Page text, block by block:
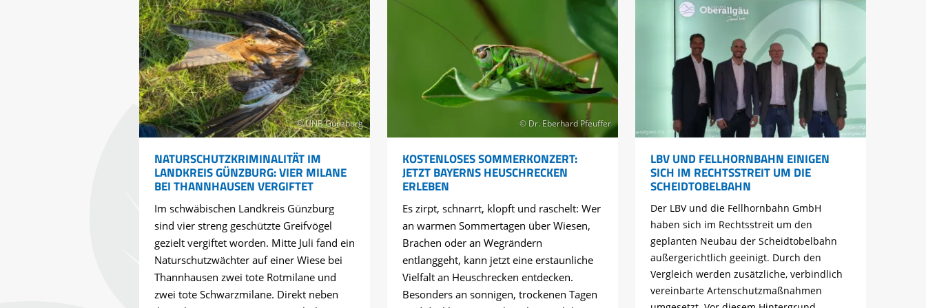
© UNB Günzburg
NATURSCHUTZKRIMINALITÄT IM
LANDKREIS GÜNZBURG: VIER MILANE
BEI THANNHAUSEN VERGIFTET
Im schwäbischen Landkreis Günzburg
sind vier streng geschützte Greifvögel
gezielt vergiftet worden. Mitte Juli fand ein
Naturschutzwächter auf einer Wiese bei
Thannhausen zwei tote Rotmilane und
zwei tote Schwarzmilane. Direkt neben
© Dr. Eberhard Pfeuffer
KOSTENLOSES SOMMERKONZERT:
JETZT BAYERNS HEUSCHRECKEN
ERLEBEN
Es zirpt, schnarrt, klopft und raschelt: Wer
an warmen Sommertagen über Wiesen,
Brachen oder an Wegrändern
entlanggeht, kann jetzt eine erstaunliche
Vielfalt an Heuschrecken entdecken.
Besonders an sonnigen, trockenen Tagen
LBV UND FELLHORNBAHN EINIGEN
SICH IM RECHTSSTREIT UM DIE
SCHEIDTOBELBAHN
Der LBV und die Fellhornbahn GmbH
haben sich im Rechtsstreit um den
geplanten Neubau der Scheidtobelbahn
außergerichtlich geeinigt. Durch den
Vergleich werden zusätzliche, verbindlich
vereinbarte Artenschutzmaßnahmen